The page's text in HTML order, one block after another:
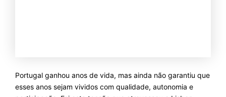
Portugal ganhou anos de vida, mas ainda não garantiu que
esses anos sejam vividos com qualidade, autonomia e